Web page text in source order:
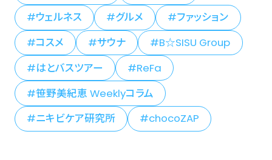
ウェルネス
グルメ
ファッション
コスメ
サウナ
B☆SISU Group
はとバスツアー
ReFa
笹野美紀恵 Weeklyコラム
ニキビケア研究所
chocoZAP